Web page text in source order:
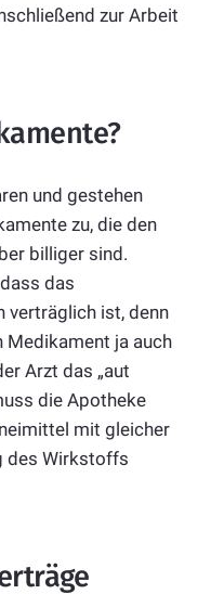
zur Arbeit
und gestehen
zu, die den
billiger sind.
das
verträglich ist, denn
ja auch
Arzt das „aut
die Apotheke
mit gleicher
des Wirkstoffs